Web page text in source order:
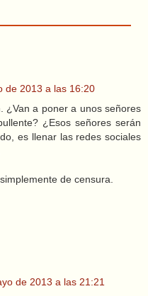
de 2013 a las 16:20
¿Van a poner a unos señores
¿Esos señores serán
es llenar las redes sociales
de censura.
de 2013 a las 21:21